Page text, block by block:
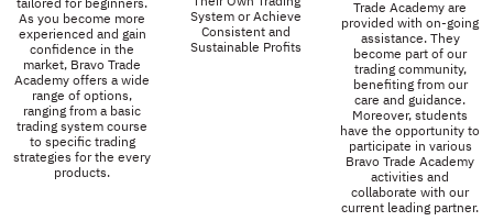
tailored for beginners.
As you become more
experienced and gain
confidence in the
market, Bravo Trade
Academy offers a wide
range of options,
ranging from a basic
trading system course
to specific trading
strategies for the every
products.
System or Achieve
Consistent and
Sustainable Profits
Trade Academy are
provided with on-going
assistance. They
become part of our
trading community,
benefiting from our
care and guidance.
Moreover, students
have the opportunity to
participate in various
Bravo Trade Academy
activities and
collaborate with our
current leading partner.